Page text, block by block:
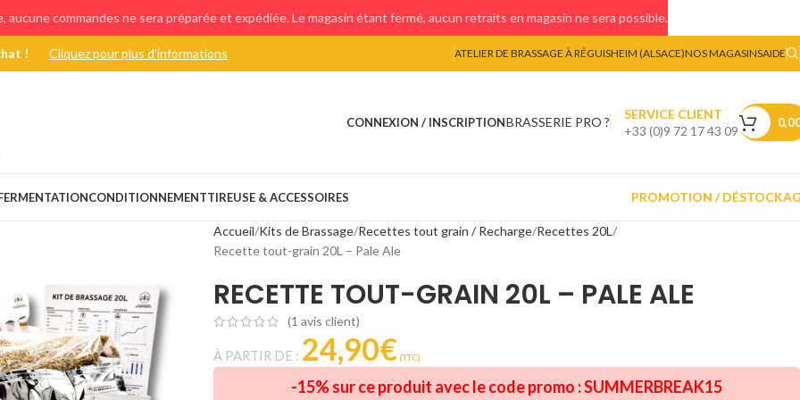
! Cliquez pour plus d'informations ATELIER DE BRASSAGE À RÉGUISHEIM (ALSACE)NOS MAGASINSAIDE
CONNEXION / INSCRIPTIONBRASSERIE PRO ?
SERVICE CLIENT
+33 (0)9 72 17 43 09
CONDITIONNEMENTTIREUSE & ACCESSOIRES PROMOTION /
Accueil Kits de Brassage Recettes tout grain / Recharge Recettes 20L
Recette tout-grain 20L – Pale Ale
RECETTE TOUT-GRAIN 20L – PALE ALE
(1 avis client)
À PARTIR DE : 24,90€ (T.T.C).
-15% sur ce produit avec le code promo :SUMMERBREAK15
aucune commandes ne sera préparée et expédiée. Le magasin étant fermé, aucun retraits en magasin ne sera possible.